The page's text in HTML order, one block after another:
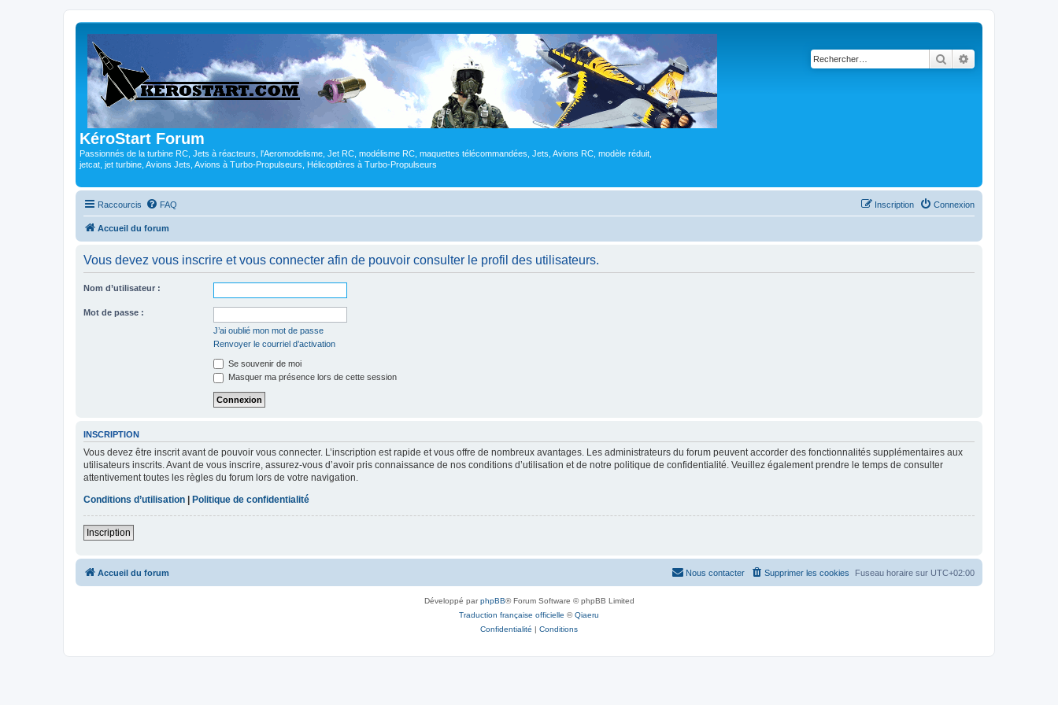
KéroStart Forum
Passionnés de la turbine RC, Jets à réacteurs, l'Aeromodelisme, Jet RC, modélisme RC, maquettes télécommandées, Jets, Avions RC, modèle réduit,
jetcat, jet turbine, Avions Jets, Avions à Turbo-Propulseurs, Hélicoptères à Turbo-Propulseurs
Rechercher
Raccourcis FAQ Connexion
Inscription
Accueil du forum
Vous devez vous inscrire et vous connecter afin de pouvoir consulter le profil des utilisateurs.
Nom d’utilisateur :
Mot de passe :
J’ai oublié mon mot de passe
Renvoyer le courriel d’activation
Se souvenir de moi
Masquer ma présence lors de cette session
INSCRIPTION
Vous devez être inscrit avant de pouvoir vous connecter. L’inscription est rapide et vous offre de nombreux avantages. Les administrateurs du forum peuvent accorder des fonctionnalités supplémentaires aux
utilisateurs inscrits. Avant de vous inscrire, assurez-vous d’avoir pris connaissance de nos conditions d’utilisation et de notre politique de confidentialité. Veuillez également prendre le temps de consulter
attentivement toutes les règles du forum lors de votre navigation.
Conditions d’utilisation
Politique de confidentialité
Inscription
Accueil du forum Fuseau horaire sur UTC+02:00
Supprimer les cookies
Nous contacter
Développé parphpBB® Forum Software © phpBB Limited
Traduction française officielle ©Qiaeru
Confidentialité | Conditions